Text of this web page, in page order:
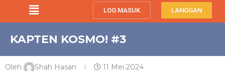
LOG MASUK LANGGAN
KAPTEN KOSMO! #3
Oleh Shah Hasan 11 Mei 2024